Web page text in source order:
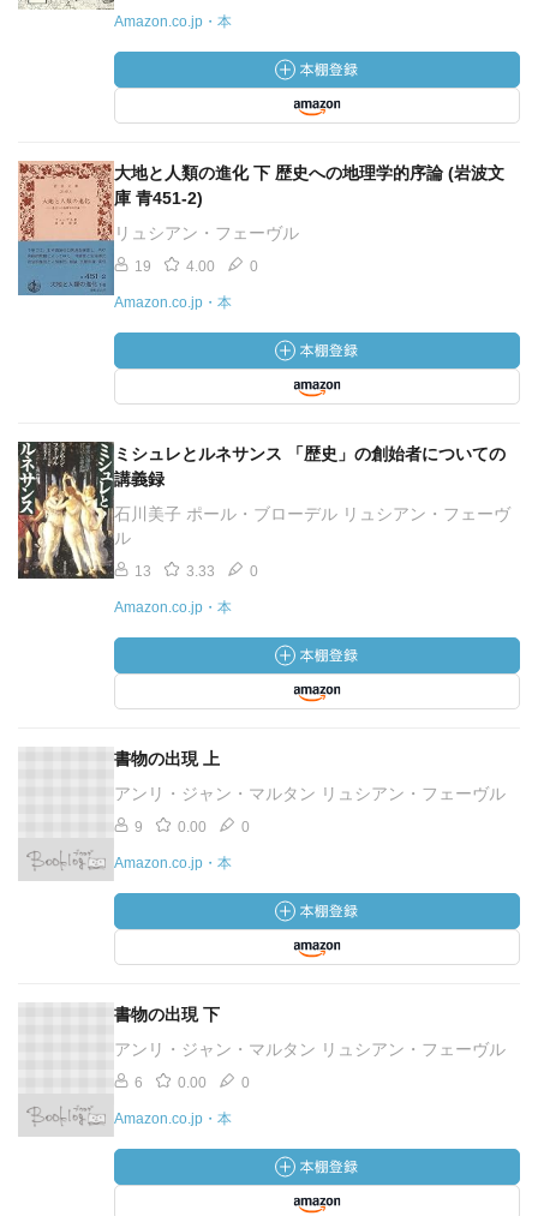
Amazon.co.jp・本
大地と人類の進化 下 歴史への地理学的序論 (岩波文
庫 青451-2)
リュシアン・フェーヴル
19 4.00 0
Amazon.co.jp・本
ミシュレとルネサンス 「歴史」の創始者についての
講義録
石川美子 ポール・ブローデル リュシアン・フェーヴ
ル
13 3.33 0
Amazon.co.jp・本
書物の出現 上
アンリ・ジャン・マルタン リュシアン・フェーヴル
9 0.00 0
Amazon.co.jp・本
書物の出現 下
アンリ・ジャン・マルタン リュシアン・フェーヴル
6 0.00 0
Amazon.co.jp・本